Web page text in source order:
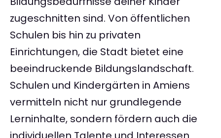
zugeschnitten sind. Von öffentlichen
Schulen bis hin zu privaten
Einrichtungen, die Stadt bietet eine
beeindruckende Bildungslandschaft.
Schulen und Kindergärten in Amiens
vermitteln nicht nur grundlegende
Lerninhalte, sondern fördern auch die